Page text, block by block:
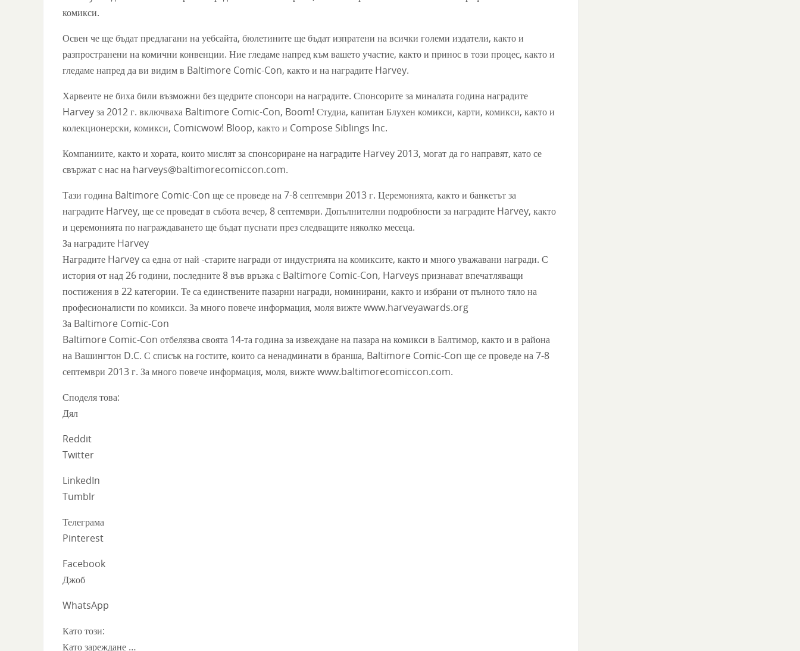
комикси.
Освен че ще бъдат предлагани на уебсайта, бюлетините ще бъдат изпратени на всички големи издатели, както и
разпространени на комични конвенции. Ние гледаме напред към вашето участие, както и принос в този процес, както и
гледаме напред да ви видим в Baltimore Comic-Con, както и на наградите Harvey.
Харвеите не биха били възможни без щедрите спонсори на наградите. Спонсорите за миналата година наградите
Harvey за 2012 г. включваха Baltimore Comic-Con, Boom! Студиа, капитан Блухен комикси, карти, комикси, както и
колекционерски, комикси, Comicwow! Bloop, както и Compose Siblings Inc.
Компаниите, както и хората, които мислят за спонсориране на наградите Harvey 2013, могат да го направят, като се
свържат с нас на harveys@baltimorecomiccon.com.
Тази година Baltimore Comic-Con ще се проведе на 7-8 септември 2013 г. Церемонията, както и банкетът за
наградите Harvey, ще се проведат в събота вечер, 8 септември. Допълнителни подробности за наградите Harvey, както
и церемонията по награждаването ще бъдат пуснати през следващите няколко месеца.
За наградите Harvey
Наградите Harvey са една от най -старите награди от индустрията на комиксите, както и много уважавани награди. С
история от над 26 години, последните 8 във връзка с Baltimore Comic-Con, Harveys признават впечатляващи
постижения в 22 категории. Те са единствените пазарни награди, номинирани, както и избрани от пълното тяло на
професионалисти по комикси. За много повече информация, моля вижте www.harveyawards.org
За Baltimore Comic-Con
Baltimore Comic-Con отбелязва своята 14-та година за извеждане на пазара на комикси в Балтимор, както и в района
на Вашингтон D.C. С списък на гостите, които са ненадминати в бранша, Baltimore Comic-Con ще се проведе на 7-8
септември 2013 г. За много повече информация, моля, вижте www.baltimorecomiccon.com.
Споделя това:
Дял
Reddit
Twitter
LinkedIn
Tumblr
Телеграма
Pinterest
Facebook
Джоб
WhatsApp
Като този:
Като зареждане …